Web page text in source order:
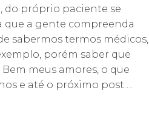
do próprio paciente se
que a gente compreenda
sabermos termos médicos,
porém saber que
meus amores, o que
e até o próximo post….